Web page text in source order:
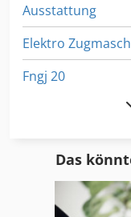
Ausstattung
Elektro
Fngj 20
Idx 23
Das